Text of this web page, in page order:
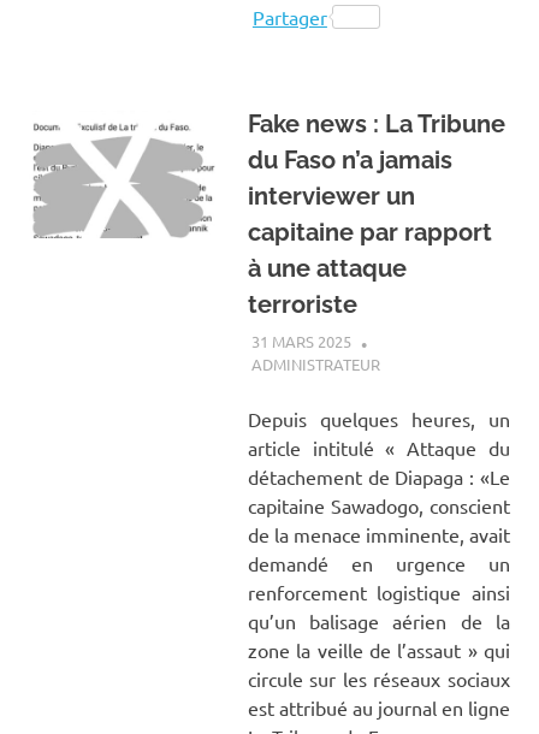
Partager
Fake news : La Tribune
du Faso n’a jamais
interviewer un
capitaine par rapport
à une attaque
terroriste
31 MARS 2025
ADMINISTRATEURA LA UNE
Depuis quelques heures, un
article intitulé « Attaque du
détachement de Diapaga : «Le
capitaine Sawadogo, conscient
de la menace imminente, avait
demandé en urgence un
renforcement logistique ainsi
qu’un balisage aérien de la
zone la veille de l’assaut » qui
circule sur les réseaux sociaux
est attribué au journal en ligne